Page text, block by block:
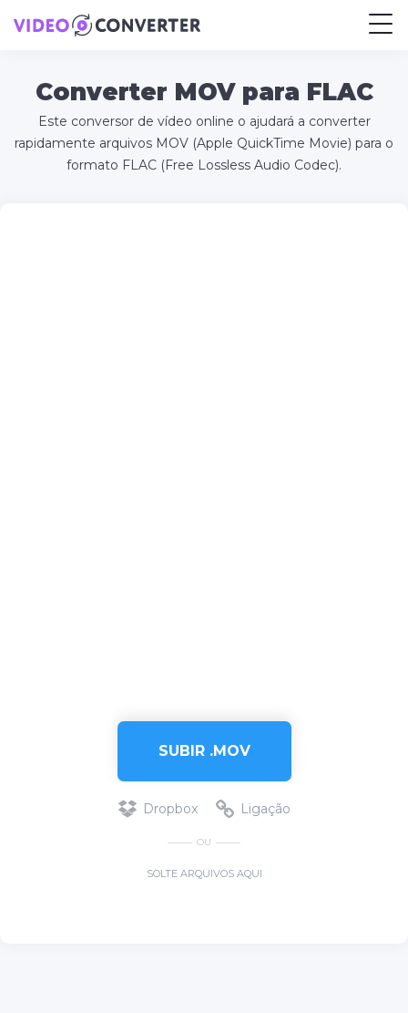
Converter MOV para FLAC
Este conversor de vídeo online o ajudará a converter
rapidamente arquivos MOV (Apple QuickTime Movie) para o
formato FLAC (Free Lossless Audio Codec).
SUBIR .MOV
Dropbox Ligação
OU
SOLTE ARQUIVOS AQUI